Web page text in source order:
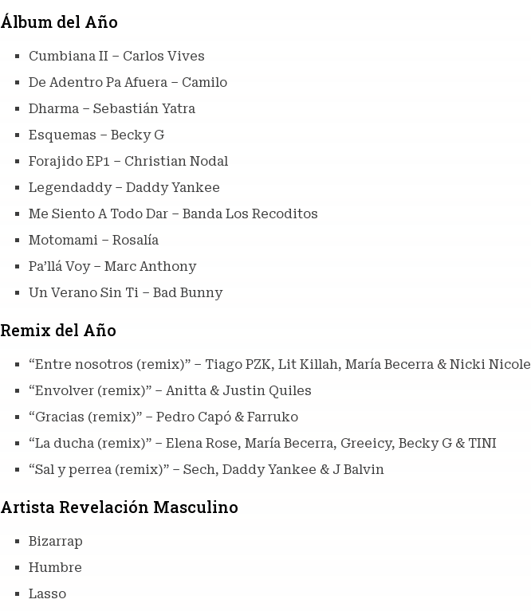
Álbum del Año
Cumbiana II – Carlos Vives
De Adentro Pa Afuera – Camilo
Dharma – Sebastián Yatra
Esquemas – Becky G
Forajido EP1 – Christian Nodal
Legendaddy – Daddy Yankee
Me Siento A Todo Dar – Banda Los Recoditos
Motomami – Rosalía
Pa’llá Voy – Marc Anthony
Un Verano Sin Ti – Bad Bunny
Remix del Año
“Entre nosotros (remix)” – Tiago PZK, Lit Killah, María Becerra & Nicki Nicole
“Envolver (remix)” – Anitta & Justin Quiles
“Gracias (remix)” – Pedro Capó & Farruko
“La ducha (remix)” – Elena Rose, María Becerra, Greeicy, Becky G & TINI
“Sal y perrea (remix)” – Sech, Daddy Yankee & J Balvin
Artista Revelación Masculino
Bizarrap
Humbre
Lasso